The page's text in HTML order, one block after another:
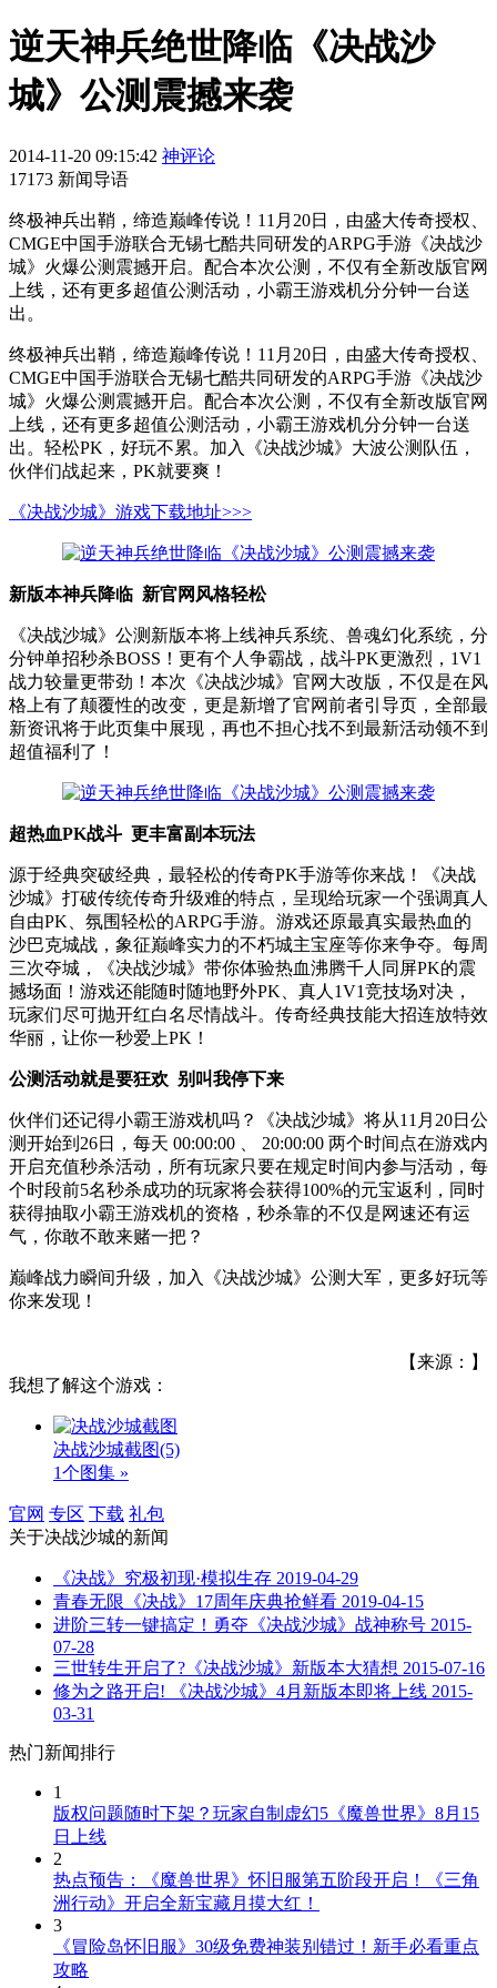
逆天神兵绝世降临《决战沙
城》公测震撼来袭
2014-11-20 09:15:42 神评论
17173 新闻导语
终极神兵出鞘，缔造巅峰传说！11月20日，由盛大传奇授权、
CMGE中国手游联合无锡七酷共同研发的ARPG手游《决战沙
城》火爆公测震撼开启。配合本次公测，不仅有全新改版官网
上线，还有更多超值公测活动，小霸王游戏机分分钟一台送
出。
终极神兵出鞘，缔造巅峰传说！11月20日，由盛大传奇授权、
CMGE中国手游联合无锡七酷共同研发的ARPG手游《决战沙
城》火爆公测震撼开启。配合本次公测，不仅有全新改版官网
上线，还有更多超值公测活动，小霸王游戏机分分钟一台送
出。轻松PK，好玩不累。加入《决战沙城》大波公测队伍，
伙伴们战起来，PK就要爽！
《决战沙城》游戏下载地址>>>
新版本神兵降临 新官网风格轻松
《决战沙城》公测新版本将上线神兵系统、兽魂幻化系统，分
分钟单招秒杀BOSS！更有个人争霸战，战斗PK更激烈，1V1
战力较量更带劲！本次《决战沙城》官网大改版，不仅是在风
格上有了颠覆性的改变，更是新增了官网前者引导页，全部最
新资讯将于此页集中展现，再也不担心找不到最新活动领不到
超值福利了！
超热血PK战斗 更丰富副本玩法
源于经典突破经典，最轻松的传奇PK手游等你来战！《决战
沙城》打破传统传奇升级难的特点，呈现给玩家一个强调真人
自由PK、氛围轻松的ARPG手游。游戏还原最真实最热血的
沙巴克城战，象征巅峰实力的不朽城主宝座等你来争夺。每周
三次夺城，《决战沙城》带你体验热血沸腾千人同屏PK的震
撼场面！游戏还能随时随地野外PK、真人1V1竞技场对决，
玩家们尽可抛开红白名尽情战斗。传奇经典技能大招连放特效
华丽，让你一秒爱上PK！
公测活动就是要狂欢 别叫我停下来
伙伴们还记得小霸王游戏机吗？《决战沙城》将从11月20日公
测开始到26日，每天 00:00:00 、 20:00:00 两个时间点在游戏内
开启充值秒杀活动，所有玩家只要在规定时间内参与活动，每
个时段前5名秒杀成功的玩家将会获得100%的元宝返利，同时
获得抽取小霸王游戏机的资格，秒杀靠的不仅是网速还有运
气，你敢不敢来赌一把？
巅峰战力瞬间升级，加入《决战沙城》公测大军，更多好玩等
你来发现！
【来源：】
我想了解这个游戏：
决战沙城截图(5)
1个图集 »
官网 专区 下载 礼包
关于决战沙城的新闻
《决战》究极初现·模拟生存 2019-04-29
青春无限《决战》17周年庆典抢鲜看 2019-04-15
进阶三转一键搞定！勇夺《决战沙城》战神称号 2015-
07-28
三世转生开启了?《决战沙城》新版本大猜想 2015-07-16
修为之路开启! 《决战沙城》4月新版本即将上线 2015-
03-31
热门新闻排行
1
版权问题随时下架？玩家自制虚幻5《魔兽世界》8月15
日上线
2
热点预告：《魔兽世界》怀旧服第五阶段开启！《三角
洲行动》开启全新宝藏月摸大红！
3
《冒险岛怀旧服》30级免费神装别错过！新手必看重点
攻略